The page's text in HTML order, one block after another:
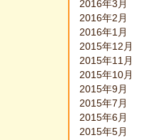
2016年3月
2016年2月
2016年1月
2015年12月
2015年11月
2015年10月
2015年9月
2015年7月
2015年6月
2015年5月